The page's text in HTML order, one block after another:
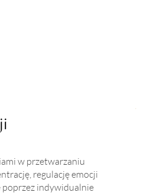
w przetwarzaniu
regulację emocji
indywidualnie